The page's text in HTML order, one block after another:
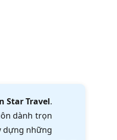
Star Travel.
dành trọn
dựng những